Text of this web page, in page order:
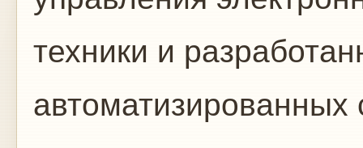
техники и
автоматизированных